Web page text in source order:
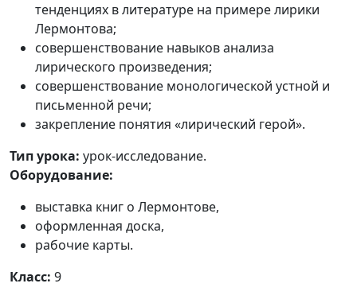
тенденциях в литературе на примере лирики
Лермонтова;
совершенствование навыков анализа
лирического произведения;
совершенствование монологической устной и
письменной речи;
закрепление понятия «лирический герой».
Тип урока: урок-исследование.
Оборудование:
выставка книг о Лермонтове,
оформленная доска,
рабочие карты.
Класс: 9